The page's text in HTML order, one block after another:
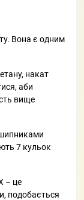
Вона є одним
накат
аби
вище
7 кульок
– це
подобається